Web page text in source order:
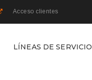
Acceso clientes
LÍNEAS DE SERVICIO